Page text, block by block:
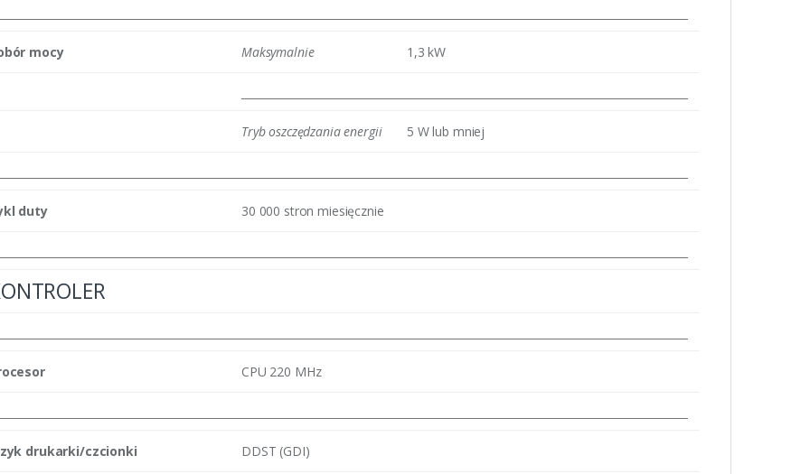
mocy Maksymalnie 1,3 kW
Tryb oszczędzania energii 5 W lub mniej
duty 30 000 stron miesięcznie
CPU 220 MHz
drukarki/czcionki DDST (GDI)